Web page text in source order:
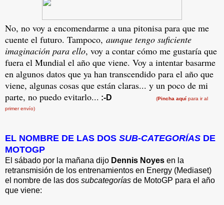
No, no voy a encomendarme a una pitonisa para que me
cuente el futuro. Tampoco, aunque tengo suficiente
imaginación para ello, voy a contar cómo me gustaría que
fuera el Mundial el año que viene. Voy a intentar basarme
en algunos datos que ya han transcendido para el año que
viene, algunas cosas que están claras... y un poco de mi
parte, no puedo evitarlo... :-D (Pincha aquí para ir al
primer envío)
EL NOMBRE DE LAS DOS SUB-CATEGORÍAS DE
MOTOGP
El sábado por la mañana dijo Dennis Noyes en la
retransmisión de los entrenamientos en Energy (Mediaset)
el nombre de las dos subcategorías de MotoGP para el año
que viene: